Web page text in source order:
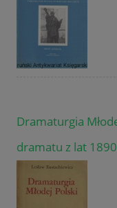
Dramaturgia
dramatu z lat